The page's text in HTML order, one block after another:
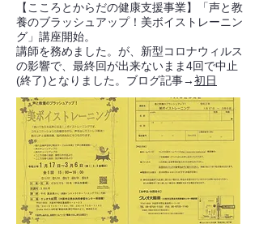
【こころとからだの健康支援事業】「声と教
養のブラッシュアップ！美ボイストレーニン
グ」講座開始。
講師を務めました。が、新型コロナウィルス
の影響で、最終回が出来ないまま4回で中止
(終了)となりました。ブログ記事→初日